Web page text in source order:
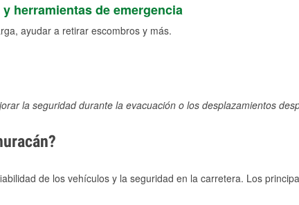
herramientas de emergencia
ayudar a retirar escombros y más.
la seguridad durante la evacuación o los desplazamientos
de los vehículos y la seguridad en la carretera. Los